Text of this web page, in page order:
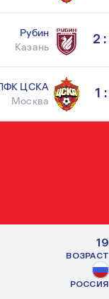
Рубин
Казань
2
ЦСКА
Москва
1
19
ВОЗРАСТ
РОССИЯ